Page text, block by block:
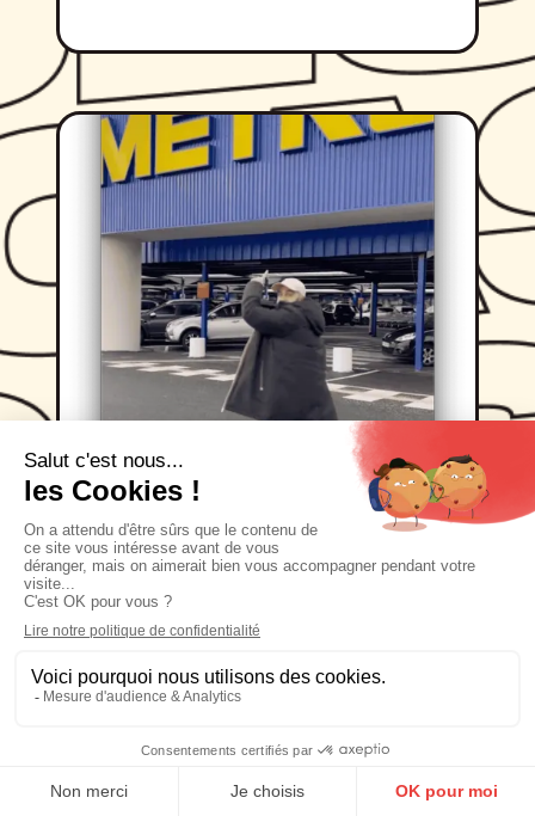
planning stratégique
L'influence au